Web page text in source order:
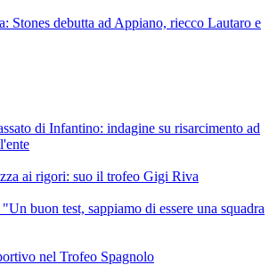
Stones debutta ad Appiano, riecco Lautaro e
di Infantino: indagine su risarcimento ad
ai rigori: suo il trofeo Gigi Riva
buon test, sappiamo di essere una squadra
nel Trofeo Spagnolo